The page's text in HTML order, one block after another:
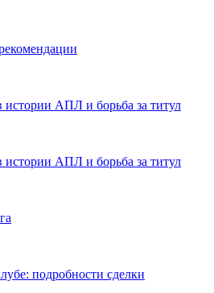
истории АПЛ и борьба за титул
истории АПЛ и борьба за титул
подробности сделки